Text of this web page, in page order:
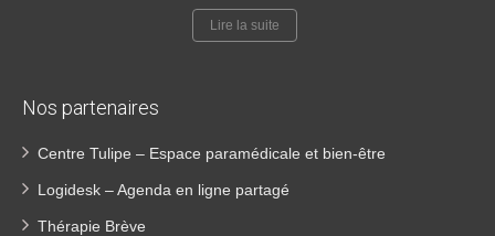
Lire la suite
Nos partenaires
Centre Tulipe – Espace paramédicale et bien-être
Logidesk – Agenda en ligne partagé
Thérapie Brève